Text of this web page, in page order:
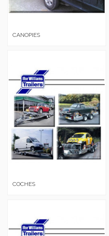
CANOPIES
COCHES